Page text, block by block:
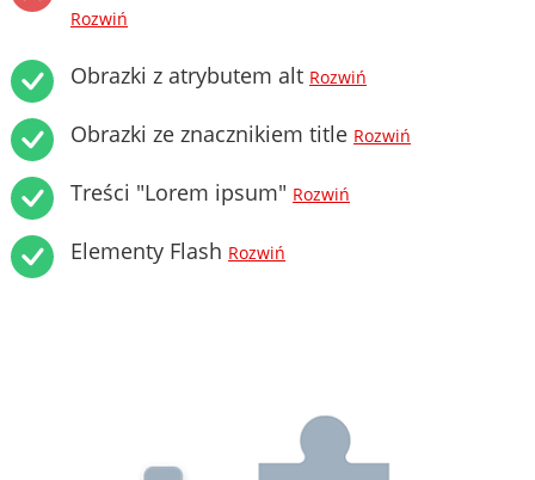
Rozwiń
Obrazki z atrybutem alt Rozwiń
Obrazki ze znacznikiem title Rozwiń
Treści "Lorem ipsum" Rozwiń
Elementy Flash Rozwiń